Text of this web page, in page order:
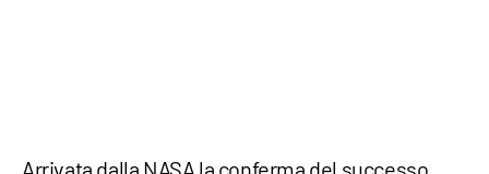
Arrivata dalla NASA la conferma del successo